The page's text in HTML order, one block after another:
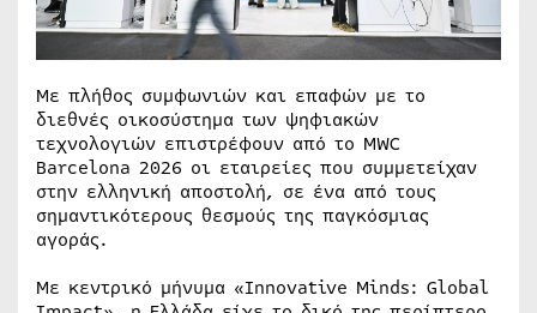
Με πλήθος συμφωνιών και επαφών με το
διεθνές οικοσύστημα των ψηφιακών
τεχνολογιών επιστρέφουν από το MWC
Barcelona 2026 οι εταιρείες που συμμετείχαν
στην ελληνική αποστολή, σε ένα από τους
σημαντικότερους θεσμούς της παγκόσμιας
αγοράς.
Με κεντρικό μήνυμα «Innovative Minds: Global